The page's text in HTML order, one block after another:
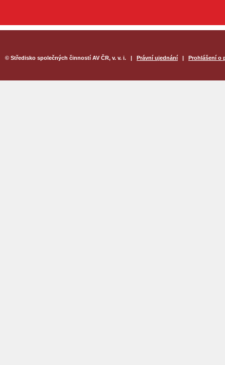
© Středisko společných činností AV ČR, v. v. i. | Právní ujednání Prohlášení o